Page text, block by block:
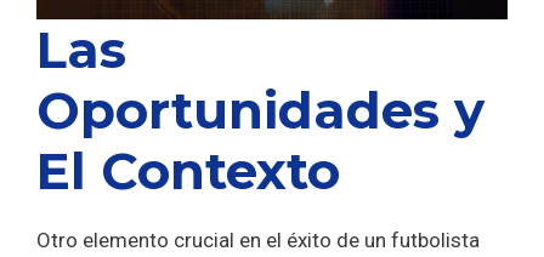
Las
Oportunidades y
El Contexto
Otro elemento crucial en el éxito de un futbolista